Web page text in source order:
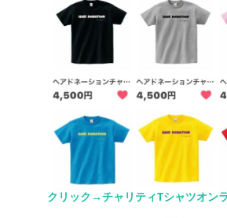
クリック→チャリティTシャツオン